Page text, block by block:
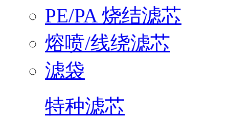
PE/PA 烧结滤芯
熔喷/线绕滤芯
滤袋
特种滤芯